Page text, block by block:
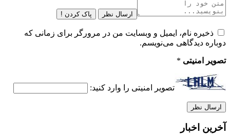
ارسال نظر پاک کردن !
ذخیره نام، ایمیل و وبسایت من در مرورگر برای زمانی که
دوباره دیدگاهی می‌نویسم.
تصویر امنیتی *
تصویر امنیتی را وارد کنید:
آخرین اخبار